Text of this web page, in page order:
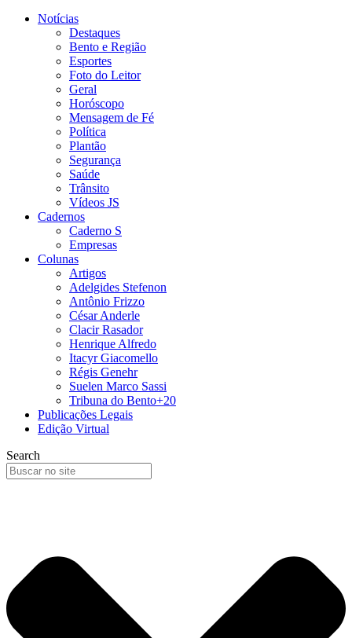
Notícias
Destaques
Bento e Região
Esportes
Foto do Leitor
Geral
Horóscopo
Mensagem de Fé
Política
Plantão
Segurança
Saúde
Trânsito
Vídeos JS
Cadernos
Caderno S
Empresas
Colunas
Artigos
Adelgides Stefenon
Antônio Frizzo
César Anderle
Clacir Rasador
Henrique Alfredo
Itacyr Giacomello
Régis Genehr
Suelen Marco Sassi
Tribuna do Bento+20
Publicações Legais
Edição Virtual
Search